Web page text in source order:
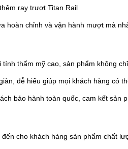
ray trượt Titan Rail
hoàn chỉnh và vận hành mượt mà
thẩm mỹ cao, sản phẩm không
dễ hiểu giúp mọi khách hàng có
bảo hành toàn quốc, cam kết sản
cho khách hàng sản phẩm chất